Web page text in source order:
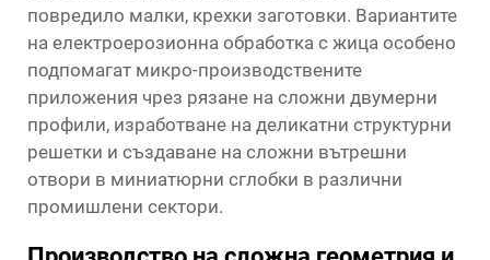
повредило малки, крехки заготовки. Вариантите
на електроерозионна обработка с жица особено
подпомагат микро-производствените
приложения чрез рязане на сложни двумерни
профили, изработване на деликатни структурни
решетки и създаване на сложни вътрешни
отвори в миниатюрни сглобки в различни
промишлени сектори.